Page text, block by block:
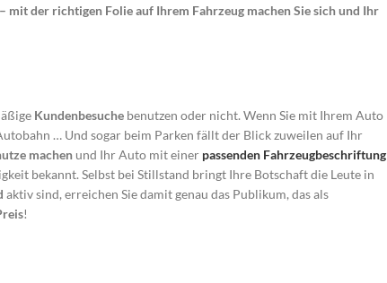
der richtigen Folie auf Ihrem Fahrzeug machen Sie sich und Ihr
Kundenbesuche benutzen oder nicht. Wenn Sie mit Ihrem Auto
… Und sogar beim Parken fällt der Blick zuweilen auf Ihr
machen und Ihr Auto mit einer passenden Fahrzeugbeschriftung
bekannt. Selbst bei Stillstand bringt Ihre Botschaft die Leute in
aktiv sind, erreichen Sie damit genau das Publikum, das als
!